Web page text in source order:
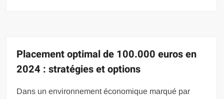
Placement optimal de 100.000 euros en
2024 : stratégies et options
Dans un environnement économique marqué par